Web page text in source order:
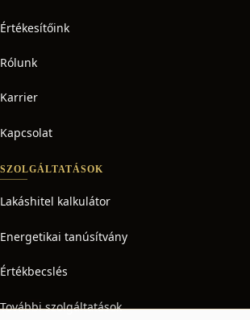
Értékesítőink
Rólunk
Karrier
Kapcsolat
SZOLGÁLTATÁSOK
Lakáshitel kalkulátor
Energetikai tanúsítvány
Értékbecslés
További szolgáltatások